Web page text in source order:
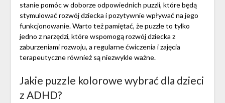
stanie pomóc w doborze odpowiednich puzzli, które będą
stymulować rozwój dziecka i pozytywnie wpływać na jego
funkcjonowanie. Warto też pamiętać, że puzzle to tylko
jedno z narzędzi, które wspomogą rozwój dziecka z
zaburzeniami rozwoju, a regularne ćwiczenia i zajęcia
terapeutyczne również są niezwykle ważne.
Jakie puzzle kolorowe wybrać dla dzieci
z ADHD?